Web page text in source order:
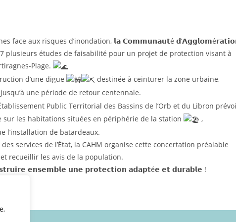
face aux risques d’inondation, 𝗹𝗮 𝗖𝗼𝗺𝗺𝘂𝗻𝗮𝘂𝘁é
plusieurs études de faisabilité pour un projet de protection visant à
Plage.
d’une digue
destinée à ceinturer la zone urbaine,
jusqu’à une période de retour centennale.
Public Territorial des Bassins de l’Orb et du Libron
les habitations situées en périphérie de la station
,
l’installation de batardeaux.
services de l’État, la CAHM organise cette concertation préalable
recueillir les avis de la population.
𝗲𝗻𝘀𝗲𝗺𝗯𝗹𝗲 𝘂𝗻𝗲 𝗽𝗿𝗼𝘁𝗲𝗰𝘁𝗶𝗼𝗻 𝗮𝗱𝗮𝗽𝘁é𝗲 𝗲𝘁 𝗱𝘂𝗿𝗮𝗯𝗹𝗲 !